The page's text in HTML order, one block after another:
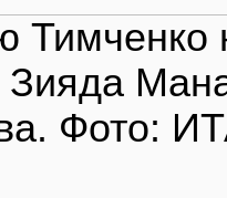
Тимченко
Зияда
Фото: